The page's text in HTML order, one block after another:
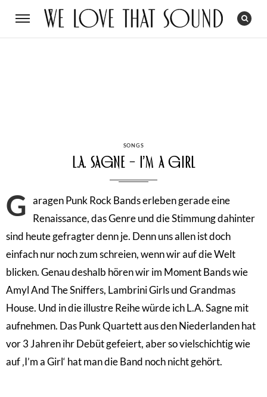
CATEGORIES
SONGS
L.A. Sagne – I’m a Girl
G aragen Punk Rock Bands erleben gerade eine
Renaissance, das Genre und die Stimmung dahinter
sind heute gefragter denn je. Denn uns allen ist doch
einfach nur noch zum schreien, wenn wir auf die Welt
blicken. Genau deshalb hören wir im Moment Bands wie
Amyl And The Sniffers, Lambrini Girls und Grandmas
House. Und in die illustre Reihe würde ich L.A. Sagne mit
aufnehmen. Das Punk Quartett aus den Niederlanden hat
vor 3 Jahren ihr Debüt gefeiert, aber so vielschichtig wie
auf ‚I’m a Girl‘ hat man die Band noch nicht gehört.